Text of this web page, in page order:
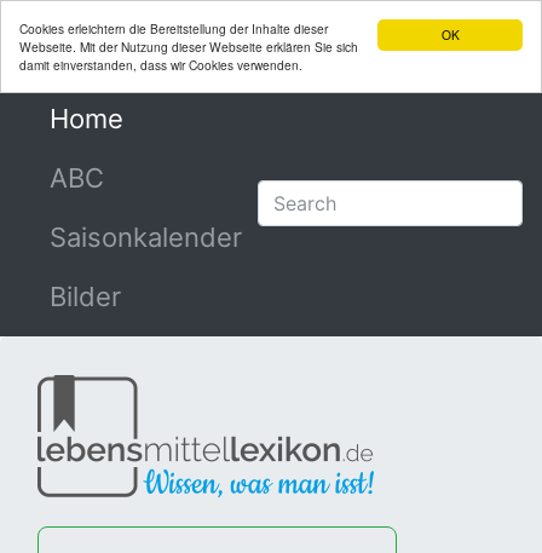
OK
Cookies erleichtern die Bereitstellung der Inhalte dieser
Webseite. Mit der Nutzung dieser Webseite erklären Sie sich
damit einverstanden, dass wir Cookies verwenden.
Home
ABC
Saisonkalender
Bilder